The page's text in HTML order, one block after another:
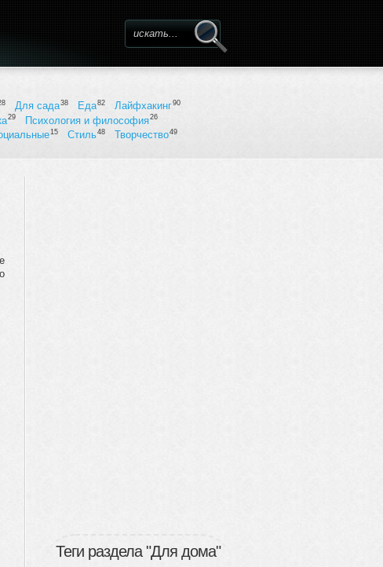
Форма поиска
Для сада38 Еда82 Лайфхакинг90
29 Психология и философия26
15 Стиль48 Творчество49
Теги раздела "Для дома"